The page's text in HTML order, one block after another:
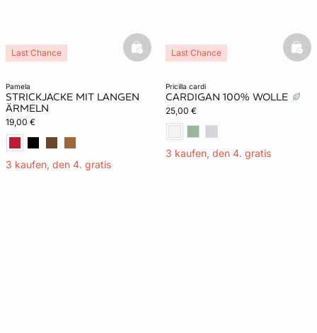
pamela
STRICKJACKE MIT LANGEN
ÄRMELN
19,00 €
3 kaufen, den 4. gratis
Last Chance basketfull
pricilla cardi
CARDIGAN 100% WOLLE
25,00 €
3 kaufen, den 4. gratis
Last Chance